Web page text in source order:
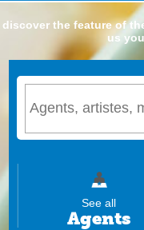
discover the feature of
us
See all
Agents